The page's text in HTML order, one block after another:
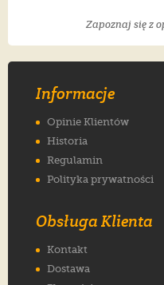
Zapoznaj się z
Informacje
Opinie Klientów
Historia
Regulamin
Polityka prywatności
Obsługa Klienta
Kontakt
Dostawa